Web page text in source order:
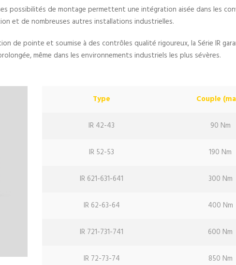
possibilités de montage permettent une intégration aisée dans les
et de nombreuses autres installations industrielles.
de pointe et soumise à des contrôles qualité rigoureux, la Série IR
même dans les environnements industriels les plus sévères.
Type Couple
IR 42-43 90 Nm
IR 52-53 190 Nm
IR 621-631-641 300 Nm
IR 62-63-64 400 Nm
IR 721-731-741 600 Nm
IR 72-73-74 850 Nm